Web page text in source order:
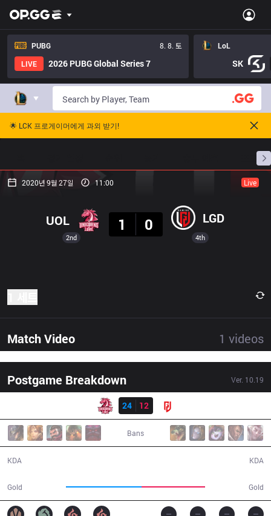
PUBG
8. 8. 토
LIVE
2026 PUBG Global Series 7
LoL
SK
🌟 LCK 프로게이머에게 과외 받기!
프로빌
2020년 9월 27일 11:00 Live
2nd
UOL
1
0 LGD
4th
Match Video 1 videos
Postgame Breakdown Ver. 10.19
24
12
Bans
KDA
Gold Gold
KDA